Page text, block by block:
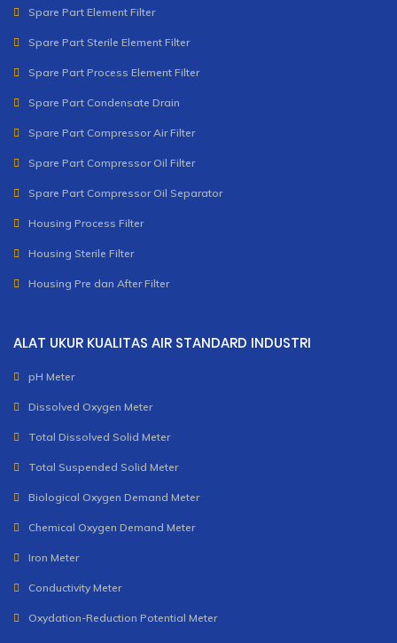
Spare Part Element Filter
Spare Part Sterile Element Filter
Spare Part Process Element Filter
Spare Part Condensate Drain
Spare Part Compressor Air Filter
Spare Part Compressor Oil Filter
Spare Part Compressor Oil Separator
Housing Process Filter
Housing Sterile Filter
Housing Pre dan After Filter
ALAT UKUR KUALITAS AIR STANDARD INDUSTRI
pH Meter
Dissolved Oxygen Meter
Total Dissolved Solid Meter
Total Suspended Solid Meter
Biological Oxygen Demand Meter
Chemical Oxygen Demand Meter
Iron Meter
Conductivity Meter
Oxydation-Reduction Potential Meter